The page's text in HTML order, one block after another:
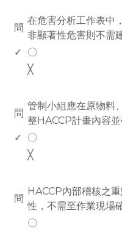
問
在危害分析工作表中
非顯著性危害則不需
✓
〇
╳
問
管制小組應在原物料
整HACCP計畫內容並
✓
〇
╳
問
HACCP內部稽核之
性，不需至作業現場
〇